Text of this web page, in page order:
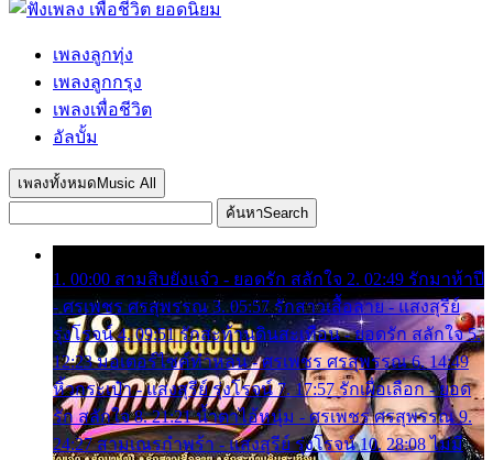
เพลงลูกทุ่ง
เพลงลูกกรุง
เพลงเพื่อชีวิต
อัลบั้ม
เพลงทั้งหมด Music All
ค้นหาSearch
1. 00:00 สามสิบยังแจ๋ว - ยอดรัก สลักใจ 2. 02:49 รักมาห้าปี
- ศรเพชร ศรสุพรรณ 3. 05:57 รักสาวเสื้อลาย - แสงสุรีย์
รุ่งโรจน์ 4. 09:51 รักสะท้านดินสะเทือน - ยอดรัก สลักใจ 5.
12:23 มอเตอร์ไซค์ทำหล่น - ศรเพชร ศรสุพรรณ 6. 14:49
หิ้วกระเป๋า - แสงสุรีย์ รุ่งโรจน์ 7. 17:57 รักเผื่อเลือก - ยอด
รัก สลักใจ 8. 21:21 น้ำตาไอ้หนุ่ม - ศรเพชร ศรสุพรรณ 9.
24:27 สามเณรกำพร้า - แสงสุรีย์ รุ่งโรจน์ 10. 28:08 ไม่มี